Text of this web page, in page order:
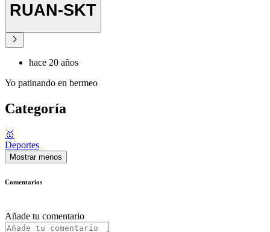
RUAN-SKT
hace 20 años
Yo patinando en bermeo
Categoría
🥇
Deportes
Mostrar menos
Comentarios
Añade tu comentario